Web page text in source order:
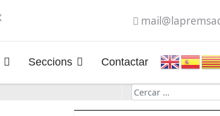
Seccions Contactar
Cerca